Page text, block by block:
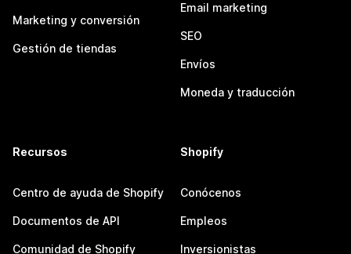
Marketing y conversión
Gestión de tiendas
Email marketing
SEO
Envíos
Moneda y traducción
Recursos
Centro de ayuda de Shopify
Documentos de API
Comunidad de Shopify
Shopify
Conócenos
Empleos
Inversionistas